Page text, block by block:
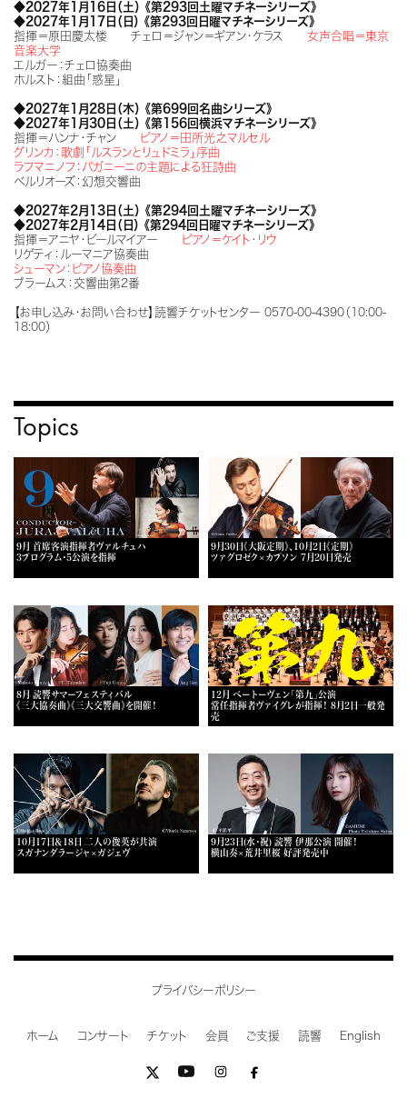
◆2027年1月16日（土） 《第293回土曜マチネーシリーズ》
◆2027年1月17日（日） 《第293回日曜マチネーシリーズ》
指揮＝原田慶太楼 チェロ＝ジャン＝ギアン・ケラス 女声合唱＝東京
音楽大学
エルガー：チェロ協奏曲
ホルスト：組曲「惑星」
◆2027年1月28日（木） 《第699回名曲シリーズ》
◆2027年1月30日（土） 《第156回横浜マチネーシリーズ》
指揮＝ハンナ・チャン
ピアノ＝田所光之マルセル
グリンカ：歌劇「ルスランとリュドミラ」序曲
ラフマニノフ：パガニーニの主題による狂詩曲
ベルリオーズ：幻想交響曲
◆2027年2月13日（土） 《第294回土曜マチネーシリーズ》
◆2027年2月14日（日） 《第294回日曜マチネーシリーズ》
指揮＝アニヤ・ビールマイアー
ピアノ＝ケイト・リウ
リゲティ：ルーマニア協奏曲
シューマン：ピアノ協奏曲
ブラームス：交響曲第2番
【お申し込み・お問い合わせ】読響チケットセンター 0570-00-4390（10:00-
18:00）
Topics
9月 首席客演指揮者ヴァルチュハ
3プログラム・5公演を指揮
9月30日《大阪定期》、10月2日《定期》
ツァグロゼク×カプソン 7月20日発売
8月 読響サマーフェスティバル
《三大協奏曲》《三大交響曲》を開催！
12月 ベートーヴェン「第九」公演
常任指揮者ヴァイグレが指揮！ 8月2日一般発
売
10月17日＆18日 二人の俊英が共演
スガナンダラージャ×ガジェヴ
9月23日(水・祝) 読響 伊那公演 開催！
横山奏×荒井里桜 好評発売中
プライバシーポリシー
ホーム コンサート チケット 会員 ご支援 読響 English